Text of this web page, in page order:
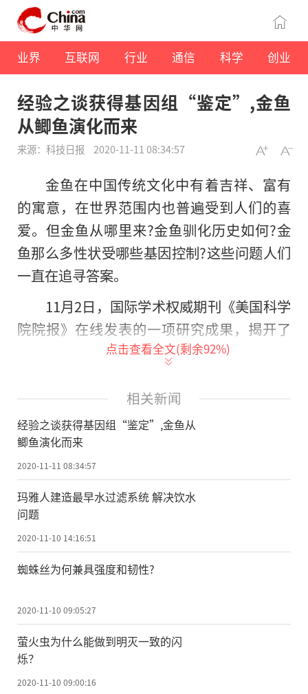
业界 互联网 行业 通信 科学 创业
经验之谈获得基因组“鉴定”,金鱼
从鲫鱼演化而来
来源：科技日报 2020-11-11 08:34:57
金鱼在中国传统文化中有着吉祥、富有
的寓意，在世界范围内也普遍受到人们的喜
爱。但金鱼从哪里来?金鱼驯化历史如何?金
鱼那么多性状受哪些基因控制?这些问题人们
一直在追寻答案。
11月2日，国际学术权威期刊《美国科学
院院报》在线发表的一项研究成果，揭开了
金鱼演化的神秘面纱。该成果由福建相关高
验证并丰富了我国学者金鱼研究先驱陈桢教
授关于金鱼演化的理论，深入探讨了金鱼的
起源、演化、驯化和人工选择。
记者了解到，该研究中发布的高质量金
鱼基因组和多样性数据，为金鱼作为大量候
选功能基因的模型，以及广泛的家养物种进
化案例研究提供了新的知识和资源。
经验之谈获得基因组“鉴定”
金鱼从鲫鱼演化而来
金鱼形态优美，色彩绚丽，品种繁多，
有草金、文、蛋、龙金、龙背等5大类，有着
丰富的变异性状，是世界著名三大观赏鱼类
点击查看全文(剩余92%)
相关新闻
经验之谈获得基因组“鉴定”,金鱼从
鲫鱼演化而来
2020-11-11 08:34:57
玛雅人建造最早水过滤系统 解决饮水
问题
2020-11-10 14:16:51
蜘蛛丝为何兼具强度和韧性?
2020-11-10 09:05:27
萤火虫为什么能做到明灭一致的闪
烁？
2020-11-10 09:00:16